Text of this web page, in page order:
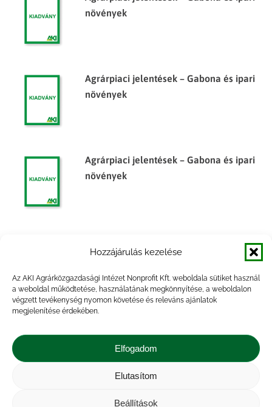
Hozzájárulás kezelése
Az AKI Agrárközgazdasági Intézet Nonprofit Kft. weboldala sütiket használ
a weboldal működtetése, használatának megkönnyítése, a weboldalon
végzett tevékenység nyomon követése és releváns ajánlatok
megjelenítése érdekében.
Elfogadom
Elutasítom
Beállítások
növények
Agrárpiaci jelentések – Gabona és ipari
növények
Agrárpiaci jelentések – Gabona és ipari
növények
készletalakulása, 2014. félév
készletalakulása, 2014. év